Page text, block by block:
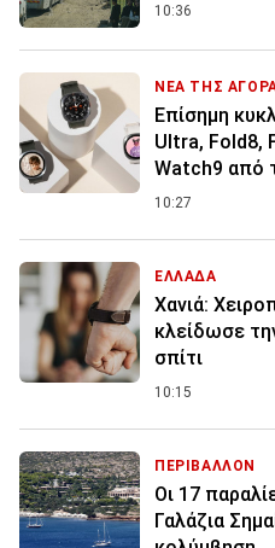
10:36
ΝΕΑ ΤΗΣ
Επίσημη
Ultra, Fold8,
Watch9 από
10:27
ΕΛΛΑΔΑ
Χανιά:
κλείδωσε
σπίτι
10:15
ΠΕΡΙΒΑΛΛΟΝ
Οι 17
Γαλάζια